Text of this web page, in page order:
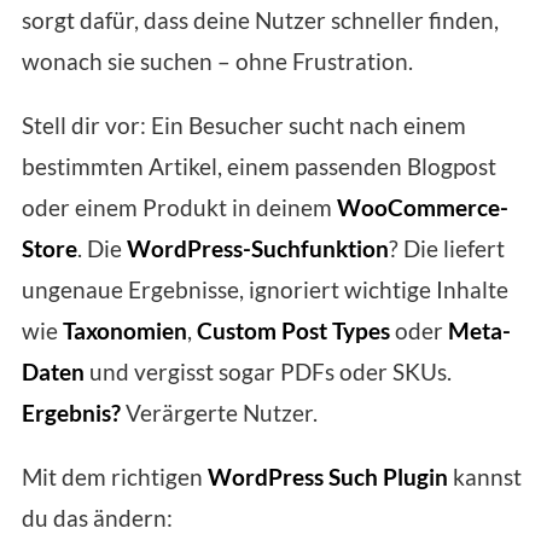
sorgt dafür, dass deine Nutzer schneller finden,
wonach sie suchen – ohne Frustration.
Stell dir vor: Ein Besucher sucht nach einem
bestimmten Artikel, einem passenden Blogpost
oder einem Produkt in deinem WooCommerce-
Store. DieWordPress-Suchfunktion? Die liefert
ungenaue Ergebnisse, ignoriert wichtige Inhalte
wieTaxonomien, Custom Post Typesoder Meta-
Daten und vergisst sogar PDFs oder SKUs.
Ergebnis?Verärgerte Nutzer.
Mit dem richtigen WordPress Such Plugin kannst
du das ändern: